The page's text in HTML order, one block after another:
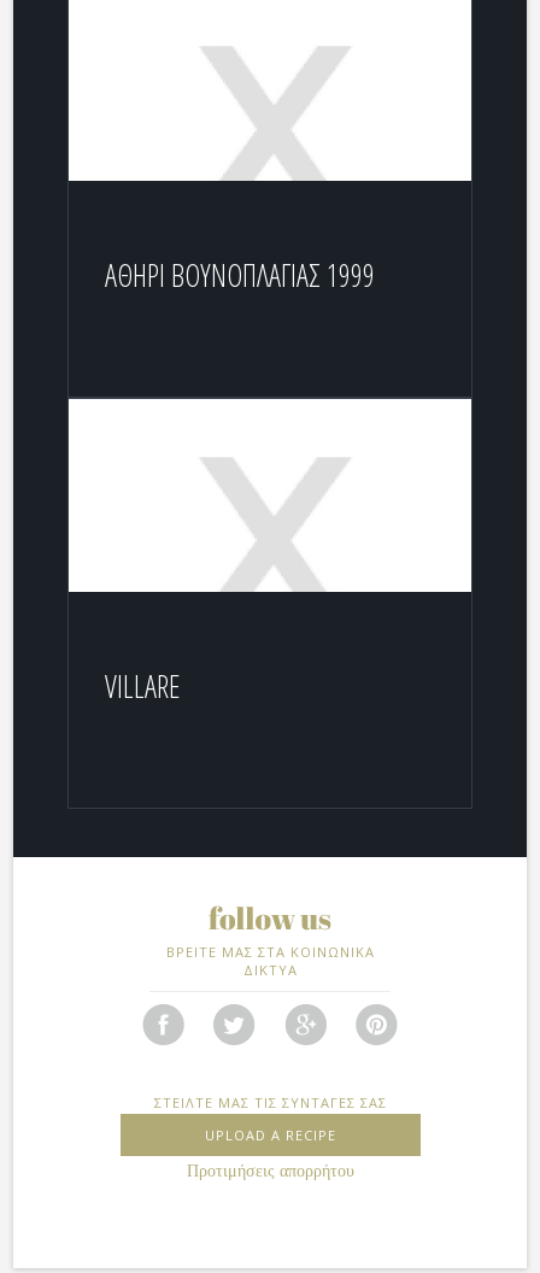
ΑΘΗΡΙ ΒΟΥΝΟΠΛΑΓΙΑΣ 1999
VILLARE
ΒΡΕΙΤΕ ΜΑΣ ΣΤΑ ΚΟΙΝΩΝΙΚΑ
ΔΙΚΤΥΑ
ΣΤΕΙΛΤΕ ΜΑΣ ΤΙΣ ΣΥΝΤΑΓΕΣ ΣΑΣ
UPLOAD A RECIPE
Προτιμήσεις απορρήτου